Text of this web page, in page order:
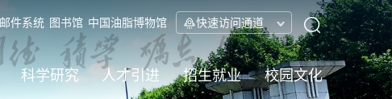
快速访问通道
邮件系统 图书馆 中国油脂博物馆
科学研究 人才引进 招生就业 校园文化